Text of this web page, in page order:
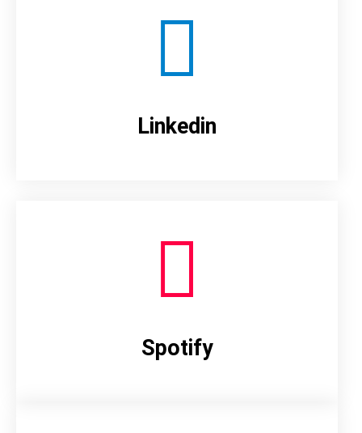
Linkedin
Spotify